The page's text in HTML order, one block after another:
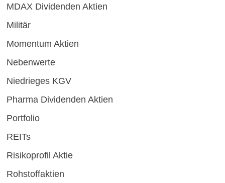
MDAX Dividenden Aktien
Militär
Momentum Aktien
Nebenwerte
Niedrieges KGV
Pharma Dividenden Aktien
Portfolio
REITs
Risikoprofil Aktie
Rohstoffaktien